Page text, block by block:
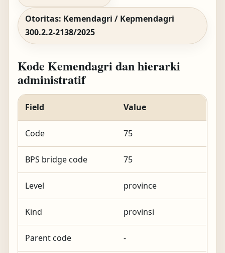
Otoritas: Kemendagri / Kepmendagri
300.2.2-2138/2025
Kode Kemendagri dan hierarki
administratif
Field Value
Code 75
BPS bridge code 75
Level province
Kind provinsi
Parent code -